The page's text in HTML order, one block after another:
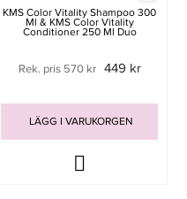
KMS Color Vitality Shampoo 300
Ml & KMS Color Vitality
Conditioner 250 Ml Duo
Rek. pris 570 kr 449 kr
LÄGG I VARUKORGEN